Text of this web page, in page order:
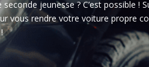
jeunesse ? C’est possible !
vous rendre votre voiture propre